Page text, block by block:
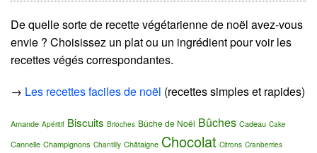
De quelle sorte de recette végétarienne de noël avez-vous
envie ? Choisissez un plat ou un ingrédient pour voir les
recettes végés correspondantes.
→ Les recettes faciles de noël (recettes simples et rapides)
Amande Apéritif Biscuits Brioches Bûche de Noël Bûches Cadeau Cake
Cannelle Champignons Chantilly Châtaigne Chocolat Citrons Cranberries